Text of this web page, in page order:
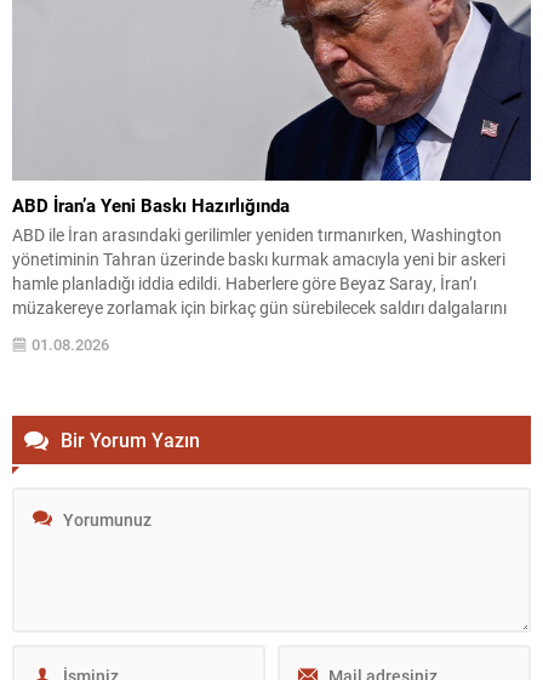
ABD İran’a Yeni Baskı Hazırlığında
ABD ile İran arasındaki gerilimler yeniden tırmanırken, Washington
yönetiminin Tahran üzerinde baskı kurmak amacıyla yeni bir askeri
hamle planladığı iddia edildi. Haberlere göre Beyaz Saray, İran’ı
müzakereye zorlamak için birkaç gün sürebilecek saldırı dalgalarını
devreye sokmayı değerlendirdi. Wall Street Journal’in hükümet
kaynaklarına dayandırdığı haber, olası operasyonların bu hafta sonu
01.08.2026
Bir Yorum Yazın